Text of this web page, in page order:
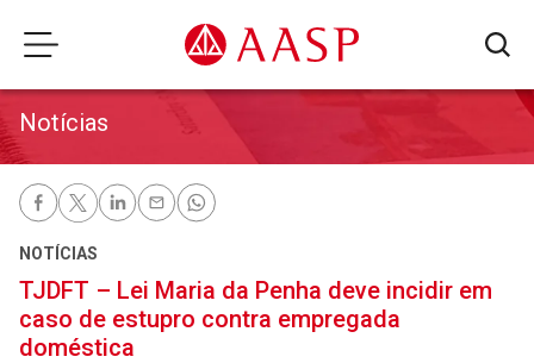
Notícias
NOTÍCIAS
TJDFT – Lei Maria da Penha deve incidir em
caso de estupro contra empregada
doméstica